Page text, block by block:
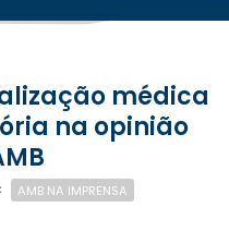
na opinião
AMB NA IMPRENSA